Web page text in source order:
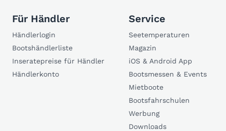
Für Händler
Händlerlogin
Bootshändlerliste
Inseratepreise für Händler
Händlerkonto
Service
Seetemperaturen
Magazin
iOS & Android App
Bootsmessen & Events
Mietboote
Bootsfahrschulen
Werbung
Downloads